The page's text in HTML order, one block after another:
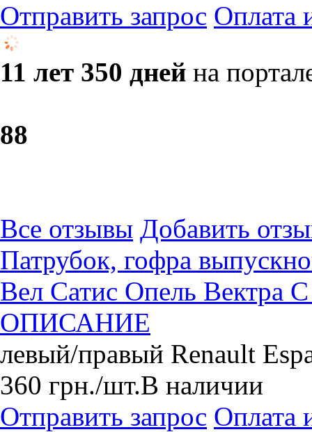
Отправить запрос Оплата
11 лет 350 дней на
88
Все отзывы Добавить
Патрубок, гофра
Вел Сатис Опель
ОПИСАНИЕ
левый/правый Renault
360 грн./шт.В наличии
Отправить запрос Оплата